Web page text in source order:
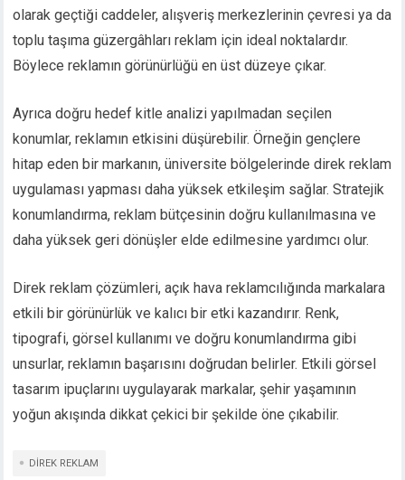
olarak geçtiği caddeler, alışveriş merkezlerinin çevresi ya da
toplu taşıma güzergâhları reklam için ideal noktalardır.
Böylece reklamın görünürlüğü en üst düzeye çıkar.
Ayrıca doğru hedef kitle analizi yapılmadan seçilen
konumlar, reklamın etkisini düşürebilir. Örneğin gençlere
hitap eden bir markanın, üniversite bölgelerinde direk reklam
uygulaması yapması daha yüksek etkileşim sağlar. Stratejik
konumlandırma, reklam bütçesinin doğru kullanılmasına ve
daha yüksek geri dönüşler elde edilmesine yardımcı olur.
Direk reklam çözümleri, açık hava reklamcılığında markalara
etkili bir görünürlük ve kalıcı bir etki kazandırır. Renk,
tipografi, görsel kullanımı ve doğru konumlandırma gibi
unsurlar, reklamın başarısını doğrudan belirler. Etkili görsel
tasarım ipuçlarını uygulayarak markalar, şehir yaşamının
yoğun akışında dikkat çekici bir şekilde öne çıkabilir.
DIREK REKLAM